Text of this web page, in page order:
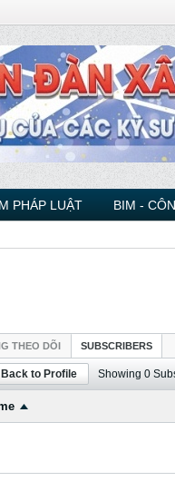
PHÁP LUẬT BIM -
THEO DÕI SUBSCRIBERS
Back to Profile Showing 0